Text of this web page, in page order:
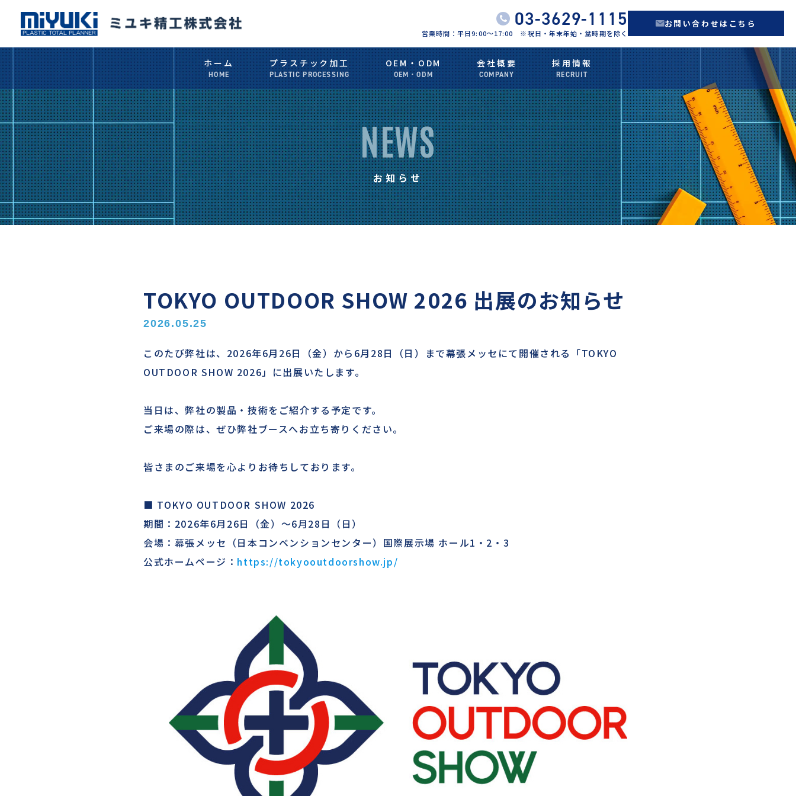
03-3629-1115
営業時間：平日9:00〜17:00 ※祝日・年末年始・盆時期を除く
お問い合わせはこちら
ホーム
HOME
プラスチック加工
PLASTIC PROCESSING
OEM・ODM
OEM・ODM
会社概要
COMPANY
採用情報
RECRUIT
NEWS
お知らせ
TOKYO OUTDOOR SHOW 2026 出展のお知らせ
2026.05.25
このたび弊社は、2026年6月26日（金）から6月28日（日）まで幕張メッセにて開催される「TOKYO
OUTDOOR SHOW 2026」に出展いたします。
当日は、弊社の製品・技術をご紹介する予定です。
ご来場の際は、ぜひ弊社ブースへお立ち寄りください。
皆さまのご来場を心よりお待ちしております。
■ TOKYO OUTDOOR SHOW 2026
期間：2026年6月26日（金）～6月28日（日）
会場：幕張メッセ（日本コンベンションセンター）国際展示場 ホール1・2・3
公式ホームページ： https://tokyooutdoorshow.jp/